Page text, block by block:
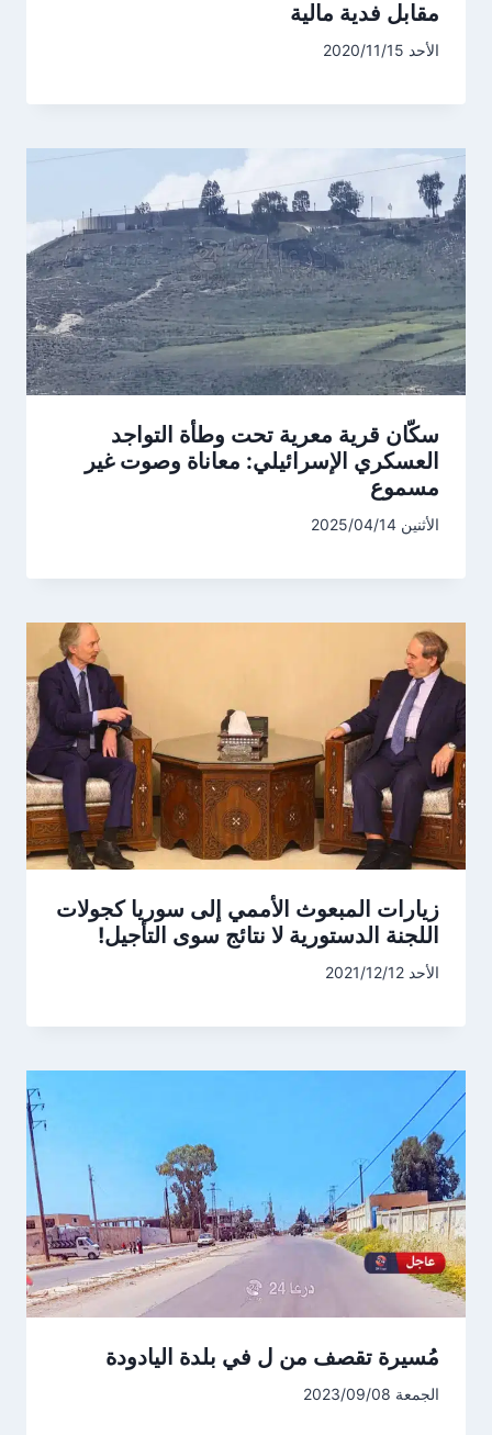
مقابل فدية مالية
الأحد 2020/11/15
سكّان قرية معرية تحت وطأة التواجد
العسكري الإسرائيلي: معاناة وصوت غير
مسموع
الأثنين 2025/04/14
زيارات المبعوث الأممي إلى سوريا كجولات
اللجنة الدستورية لا نتائج سوى التأجيل!
الأحد 2021/12/12
مُسيرة تقصف من ل في بلدة اليادودة
الجمعة 2023/09/08